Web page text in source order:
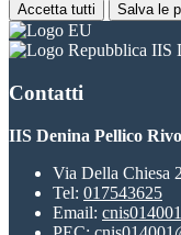
Accetta tutti Salva le
IIS
Contatti
IIS Denina Pellico
Via Della Chiesa
Tel: 017543625
Email: